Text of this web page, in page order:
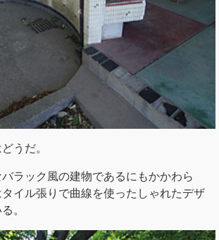
うだ。
ラック風の建物であるにもかかわら
イル張りで曲線を使ったしゃれたデザ
。